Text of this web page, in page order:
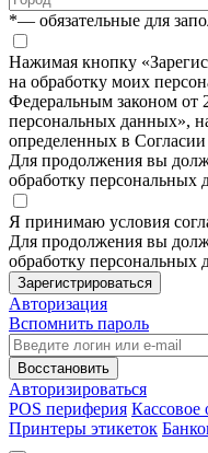
*— обязательные для
Нажимая кнопку
на обработку моих
Федеральным законом
персональных данных»,
определенных в
Для продолжения вы
обработку персональных
Я принимаю условия
Для продолжения вы
обработку персональных
Зарегистрироваться
Авторизация
Вспомнить пароль
Восстановить
Авторизироваться
POS периферия Кассовое
Принтеры этикеток